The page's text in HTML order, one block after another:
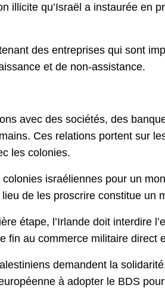
illicite qu’Israël a instaurée en
des entreprises qui sont
et de non-assistance.
avec des sociétés, des
Ces relations portent sur
les colonies.
israéliennes pour un
de les proscrire constitue un
étape, l’Irlande doit interdire
fin au commerce militaire direct
demandent la
à adopter le BDS